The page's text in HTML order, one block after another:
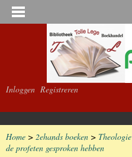
Inloggen Registreren
Home > 2ehands boeken > Theologie
de profeten gesproken hebben